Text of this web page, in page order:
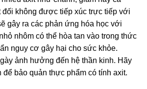
đối không được tiếp xúc trực tiếp với
gây ra các phản ứng hóa học với
nhôm có thể hòa tan vào trong thức
nguy cơ gây hại cho sức khỏe.
ảnh hưởng đến hệ thần kinh. Hãy
để bảo quản thực phẩm có tính axit.